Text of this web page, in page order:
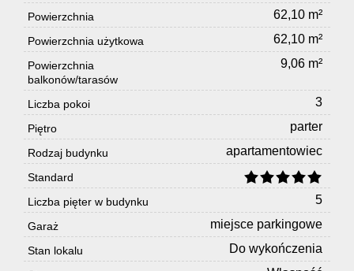
Powierzchnia 62,10 m²
Powierzchnia użytkowa 62,10 m²
Powierzchnia
balkonów/tarasów
9,06 m²
Liczba pokoi 3
Piętro parter
Rodzaj budynku apartamentowiec
Standard
Liczba pięter w budynku
5
Garaż miejsce parkingowe
Stan lokalu Do wykończenia